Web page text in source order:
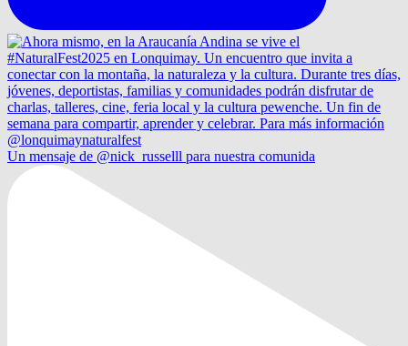
Un mensaje de @nick_russelll para nuestra comunida